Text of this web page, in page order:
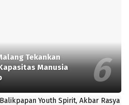
Tekankan
Manusia